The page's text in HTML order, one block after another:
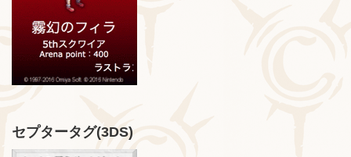
セプタータグ(3DS)